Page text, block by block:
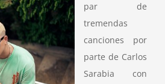
par de
tremendas
canciones por
parte de Carlos
Sarabia con